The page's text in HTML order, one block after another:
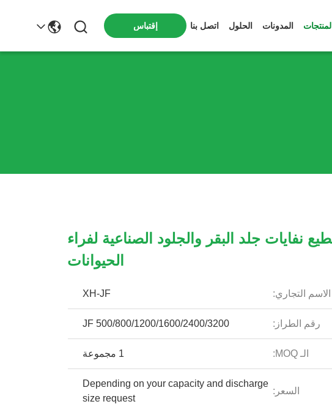
المنتجات المدونات الحلول اتصل بنا إقتباس
نفايات جلد البقر والجلود الصناعية لفراء
الحيوانات
الاسم التجاري: XH-JF
رقم الطراز: JF 500/800/1200/1600/2400/3200
الـ MOQ: 1 مجموعة
السعر:
Depending on your capacity and discharge
size request